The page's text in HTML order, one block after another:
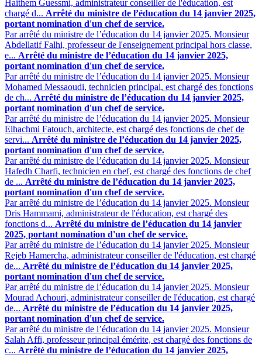
Haithem Guessmi, administrateur conseiller de l'éducation, est
chargé d... Arrêté du ministre de l’éducation du 14 janvier 2025,
portant nomination d'un chef de service.
Par arrêté du ministre de l’éducation du 14 janvier 2025. Monsieur
Abdellatif Falhi, professeur de l'enseignement principal hors classe,
e... Arrêté du ministre de l’éducation du 14 janvier 2025,
portant nomination d'un chef de service.
Par arrêté du ministre de l’éducation du 14 janvier 2025. Monsieur
Mohamed Messaoudi, technicien principal, est chargé des fonctions
de ch... Arrêté du ministre de l’éducation du 14 janvier 2025,
portant nomination d'un chef de service.
Par arrêté du ministre de l’éducation du 14 janvier 2025. Monsieur
Elhachmi Fatouch, architecte, est chargé des fonctions de chef de
servi... Arrêté du ministre de l’éducation du 14 janvier 2025,
portant nomination d'un chef de service.
Par arrêté du ministre de l’éducation du 14 janvier 2025. Monsieur
Hafedh Charfi, technicien en chef, est chargé des fonctions de chef
de ... Arrêté du ministre de l’éducation du 14 janvier 2025,
portant nomination d'un chef de service.
Par arrêté du ministre de l’éducation du 14 janvier 2025. Monsieur
Dris Hammami, administrateur de l'éducation, est chargé des
fonctions d... Arrêté du ministre de l’éducation du 14 janvier
2025, portant nomination d'un chef de service.
Par arrêté du ministre de l’éducation du 14 janvier 2025. Monsieur
Rejeb Hamercha, administrateur conseiller de l'éducation, est chargé
de... Arrêté du ministre de l’éducation du 14 janvier 2025,
portant nomination d'un chef de service.
Par arrêté du ministre de l’éducation du 14 janvier 2025. Monsieur
Mourad Achouri, administrateur conseiller de l'éducation, est chargé
de... Arrêté du ministre de l’éducation du 14 janvier 2025,
portant nomination d'un chef de service.
Par arrêté du ministre de l’éducation du 14 janvier 2025. Monsieur
Salah Affi, professeur principal émérite, est chargé des fonctions de
c... Arrêté du ministre de l’éducation du 14 janvier 2025,